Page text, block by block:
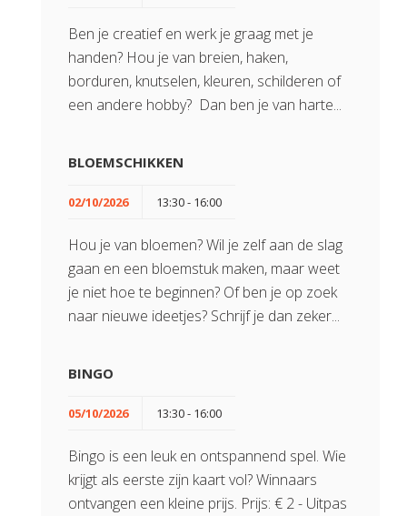
Ben je creatief en werk je graag met je
handen? Hou je van breien, haken,
borduren, knutselen, kleuren, schilderen of
een andere hobby? Dan ben je van harte...
BLOEMSCHIKKEN
02/10/2026 13:30 - 16:00
Hou je van bloemen? Wil je zelf aan de slag
gaan en een bloemstuk maken, maar weet
je niet hoe te beginnen? Of ben je op zoek
naar nieuwe ideetjes? Schrijf je dan zeker...
BINGO
05/10/2026 13:30 - 16:00
Bingo is een leuk en ontspannend spel. Wie
krijgt als eerste zijn kaart vol? Winnaars
ontvangen een kleine prijs. Prijs: € 2 - Uitpas